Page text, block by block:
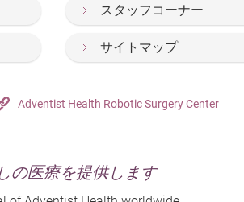
スタッフコーナー
サイトマップ
Adventist Health Robotic Surgery Center
の医療を提供します